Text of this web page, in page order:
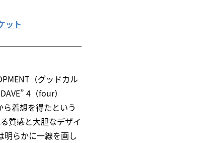
ット
（グッドカル
4（four）
着想を得たという
質感と大胆なデザイ
明らかに一線を画し